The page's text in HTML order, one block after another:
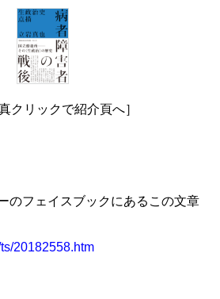
クリックで紹介頁へ］
のフェイスブックにあるこの文章
20182558.htm